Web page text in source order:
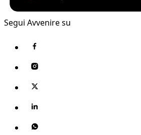
Segui Avvenire su